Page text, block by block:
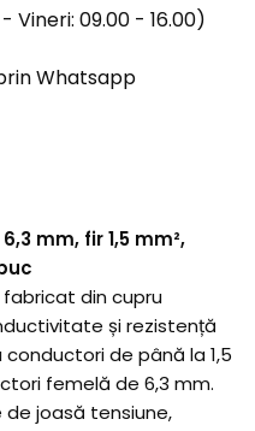
Vineri: 09.00 - 16.00)
Whatsapp
mm, fir 1,5 mm²,
din cupru
și rezistență
de până la 1,5
femelă de 6,3 mm.
joasă tensiune,